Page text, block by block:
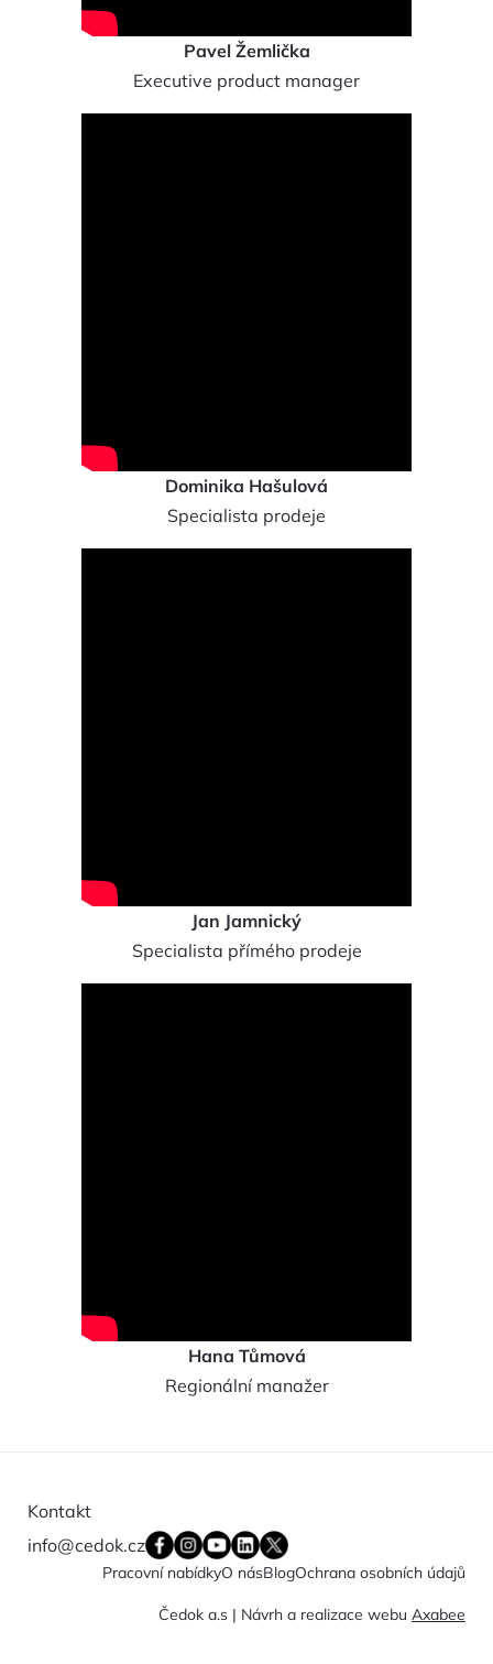
Pavel Žemlička
Executive product manager
Dominika Hašulová
Specialista prodeje
Jan Jamnický
Specialista přímého prodeje
Hana Tůmová
Regionální manažer
Kontakt
info@cedok.cz
Pracovní nabídkyO násBlogOchrana osobních údajů
Čedok a.s | Návrh a realizace webu Axabee